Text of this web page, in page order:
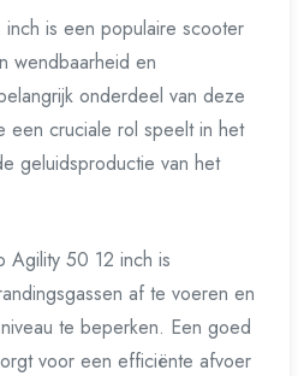
is een populaire scooter
wendbaarheid en
onderdeel van deze
een cruciale rol speelt in het
geluidsproductie van het
Agility 50 12 inch is
af te voeren en
te beperken. Een goed
voor een efficiënte afvoer